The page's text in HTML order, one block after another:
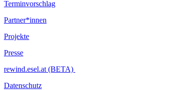
Terminvorschlag
Partner*innen
Projekte
Presse
rewind.esel.at (BETA)
Datenschutz